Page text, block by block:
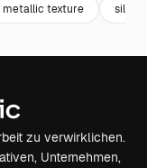
metallic texture silber
zu verwirklichen.
Unternehmen,